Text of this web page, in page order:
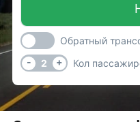
Обратный
-
2 + Кол